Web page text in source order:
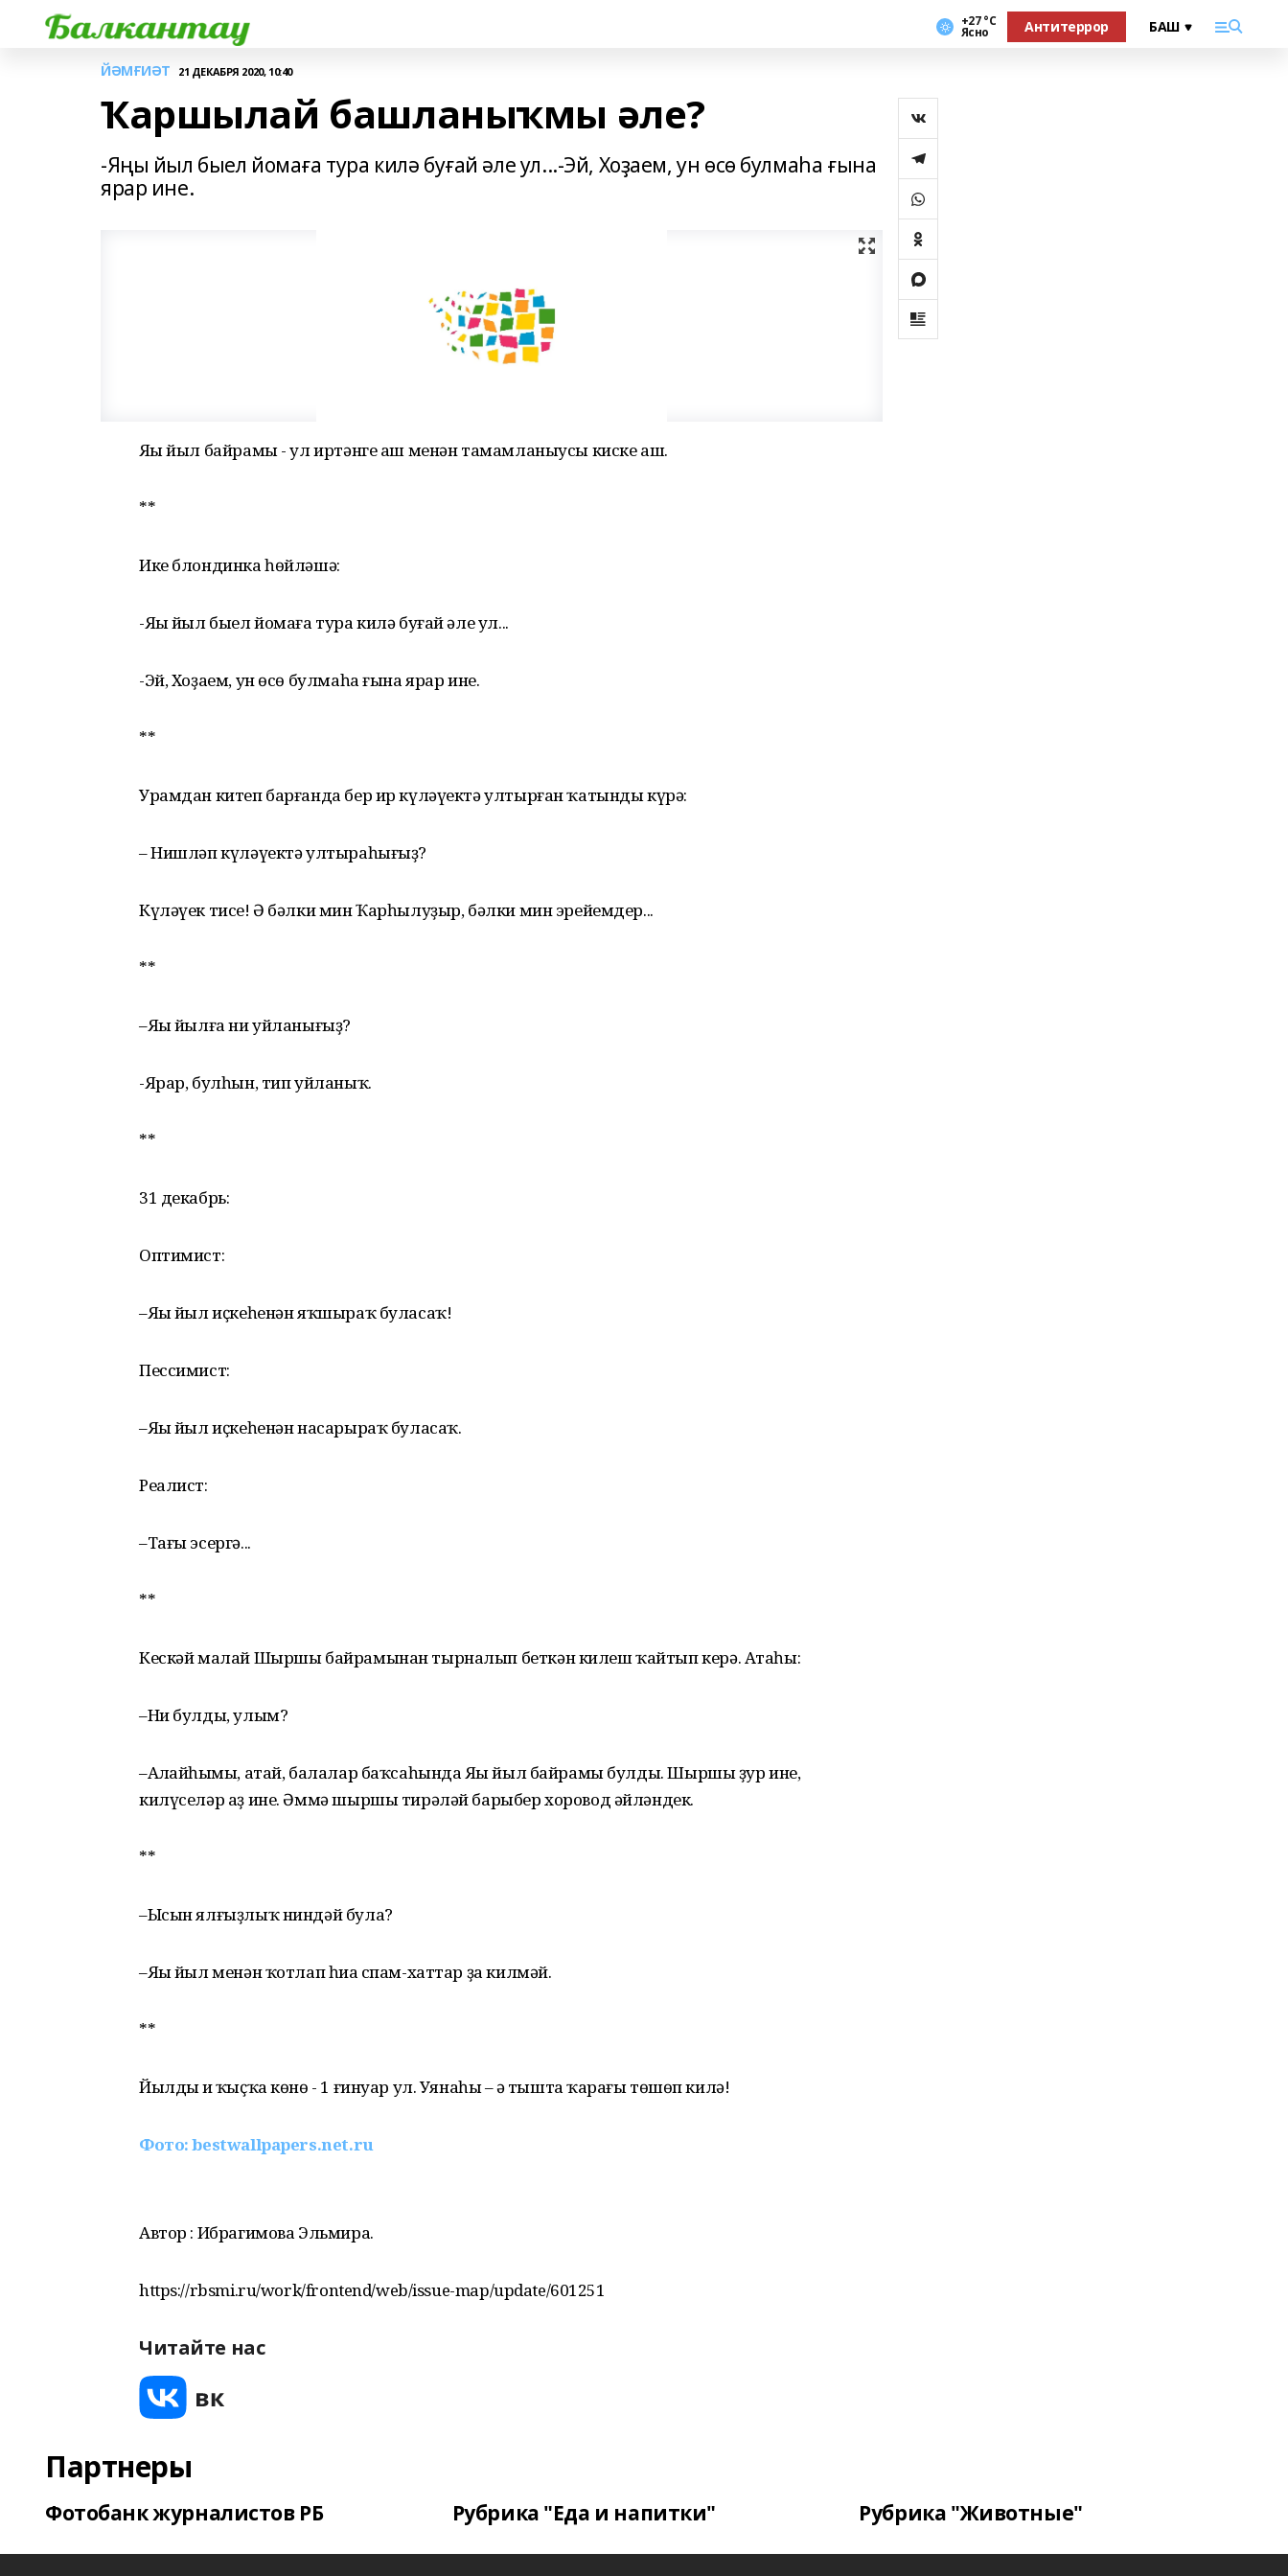
+27 °С
Ясно Антитеррор
ЙӘМҒИӘТ 21 ДЕКАБРЯ 2020, 10:40
Ҡаршылай башланыҡмы әле?
-Яңы йыл быел йомаға тура килә буғай әле ул...-Эй, Хоҙаем, ун өсө булмаһа ғына
ярар ине.
Яңы йыл байрамы - ул иртәнге аш менән тамамланыусы киске аш.
**
Ике блондинка һөйләшә:
-Яңы йыл быел йомаға тура килә буғай әле ул...
-Эй, Хоҙаем, ун өсө булмаһа ғына ярар ине.
**
Урамдан китеп барғанда бер ир күләүектә ултырған ҡатынды күрә:
– Нишләп күләүектә ултыраһығыҙ?
Күләүек тисе! Ә бәлки мин Ҡарһылуҙыр, бәлки мин эрейемдер...
**
–Яңы йылға ни уйланығыҙ?
-Ярар, булһын, тип уйланыҡ.
**
31 декабрь:
Оптимист:
–Яңы йыл иҫкеһенән яҡшыраҡ буласаҡ!
Пессимист:
–Яңы йыл иҫкеһенән насарыраҡ буласаҡ.
Реалист:
–Тағы эсергә...
**
Кескәй малай Шыршы байрамынан тырналып беткән килеш ҡайтып керә. Атаһы:
–Ни булды, улым?
–Аңлайһыңмы, атай, балалар баҡсаһында Яңы йыл байрамы булды. Шыршы ҙур ине,
килүселәр аҙ ине. Әммә шыршы тирәләй барыбер хоровод әйләндек.
**
–Ысын ялғыҙлыҡ ниндәй була?
–Яңы йыл менән ҡотлап һиңа спам-хаттар ҙа килмәй.
**
Йылдың иң ҡыҫҡа көнө - 1 ғинуар ул. Уянаһың – ә тышта ҡараңғы төшөп килә!
Фото: bestwallpapers.net.ru
Автор : Ибрагимова Эльмира.
https://rbsmi.ru/work/frontend/web/issue-map/update/601251
Читайте нас
Партнеры
Фотобанк журналистов РБ Рубрика "Еда и напитки" Рубрика "Животные"